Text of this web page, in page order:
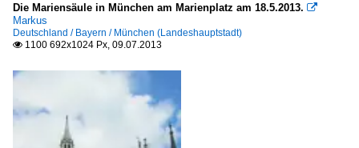
Die Mariensäule in München am Marienplatz am 18.5.2013. 
Markus
Deutschland / Bayern / München (Landeshauptstadt)
 1100 692x1024 Px, 09.07.2013